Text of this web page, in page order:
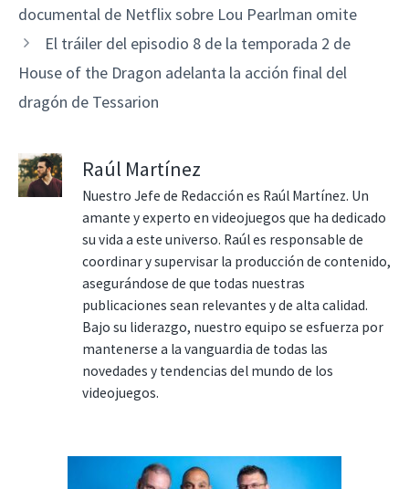
documental de Netflix sobre Lou Pearlman omite
El tráiler del episodio 8 de la temporada 2 de
House of the Dragon adelanta la acción final del
dragón de Tessarion
Raúl Martínez
Nuestro Jefe de Redacción es Raúl Martínez. Un
amante y experto en videojuegos que ha dedicado
su vida a este universo. Raúl es responsable de
coordinar y supervisar la producción de contenido,
asegurándose de que todas nuestras
publicaciones sean relevantes y de alta calidad.
Bajo su liderazgo, nuestro equipo se esfuerza por
mantenerse a la vanguardia de todas las
novedades y tendencias del mundo de los
videojuegos.